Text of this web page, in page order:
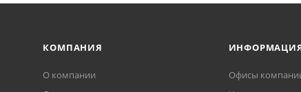
КОМПАНИЯ
О компании
Офисы